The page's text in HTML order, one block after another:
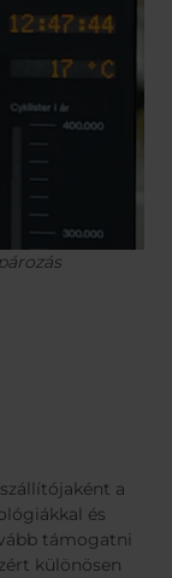
a
és
támogatni
különösen